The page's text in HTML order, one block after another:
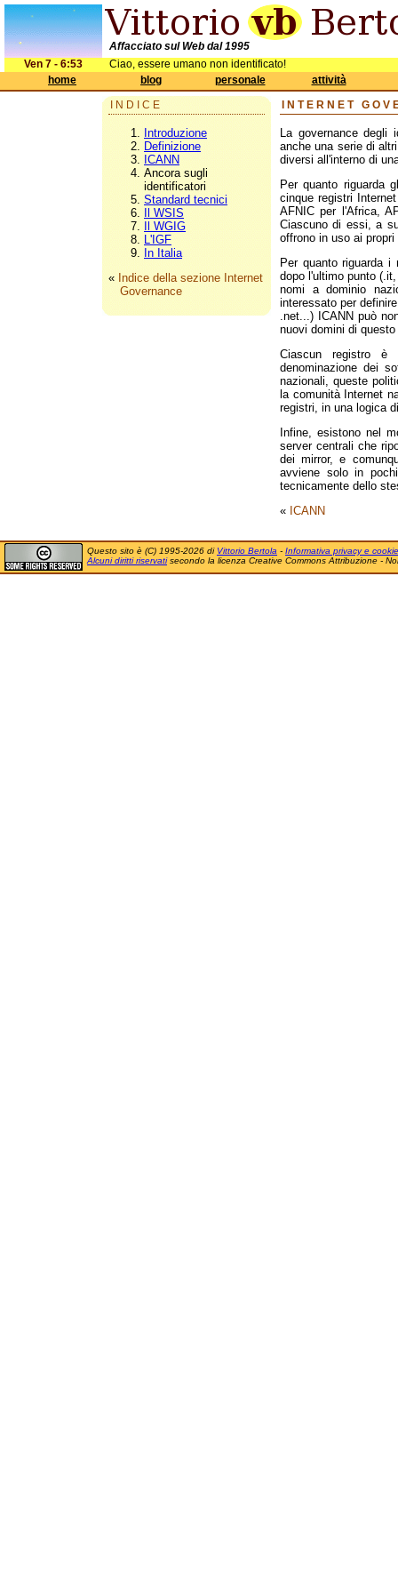
Affacciato sul Web dal 1995
Ven 7 - 6:53
Ciao, essere umano non identificato!
home
blog personale
attività
INDICE
Introduzione
Definizione
ICANN
Ancora sugli
identificatori
Standard tecnici
Il WSIS
Il WGIG
L'IGF
In Italia
« Indice della sezione Internet
Governance
INTERNET
La governance
anche una serie di
diversi all'interno di
Per quanto riguarda
cinque registri
AFNIC per l'Africa,
Ciascuno di essi, a
offrono in uso ai
Per quanto riguarda
dopo l'ultimo punto
nomi a dominio
interessato per
.net...) ICANN può
nuovi domini di
Ciascun registro è
denominazione dei
nazionali, queste
la comunità Internet
registri, in una logica
Infine, esistono nel
server centrali che
dei mirror, e
avviene solo in
tecnicamente dello
« ICANN
Questo sito è (C) 1995-2026 di Vittorio Bertola - Informativa privacy e cookie
Alcuni diritti riservatisecondo la licenza Creative Commons Attribuzione -